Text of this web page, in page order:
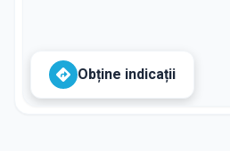
Obține indicații